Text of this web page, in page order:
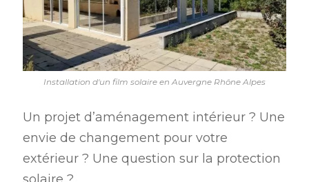
Installation d'un film solaire en Auvergne Rhône Alpes
Un projet d’aménagement intérieur ? Une
envie de changement pour votre
extérieur ? Une question sur la protection